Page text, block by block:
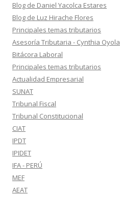
Blog de Daniel Yacolca Estares
Blog de Luz Hirache Flores
Principales temas tributarios
Asesoría Tributaria - Cynthia Oyola
Bitácora Laboral
Principales temas tributarios
Actualidad Empresarial
SUNAT
Tribunal Fiscal
Tribunal Constitucional
CIAT
IPDT
IPIDET
IFA - PERÚ
MEF
AEAT